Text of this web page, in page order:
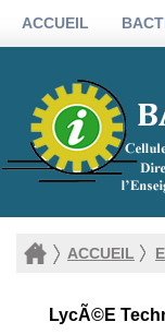
ACCUEIL
ACCUEIL
LycÃ©e